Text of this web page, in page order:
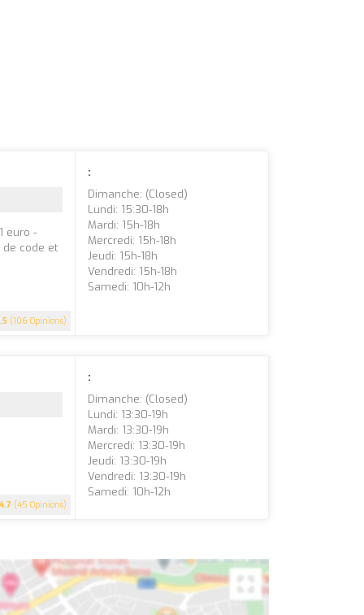
(106 Opinions)
euro -
de code et
:
Dimanche: (closed)
Lundi: 15:30-18h
Mardi: 15h-18h
Mercredi: 15h-18h
Jeudi: 15h-18h
Vendredi: 15h-18h
Samedi: 10h-12h
4.7 (45 Opinions)
:
Dimanche: (closed)
Lundi: 13:30-19h
Mardi: 13:30-19h
Mercredi: 13:30-19h
Jeudi: 13:30-19h
Vendredi: 13:30-19h
Samedi: 10h-12h